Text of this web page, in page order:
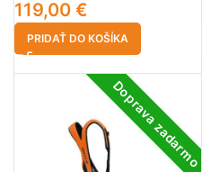
119,00 €
PRIDAŤ DO KOŠÍKA
Doprava zadarmo